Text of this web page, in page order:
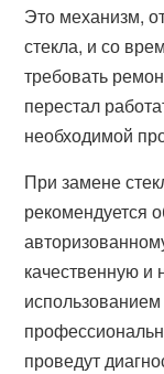
Это механизм,
стекла, и со
требовать
перестал
необходимой
При замене
рекомендуется
качественную и
проведут